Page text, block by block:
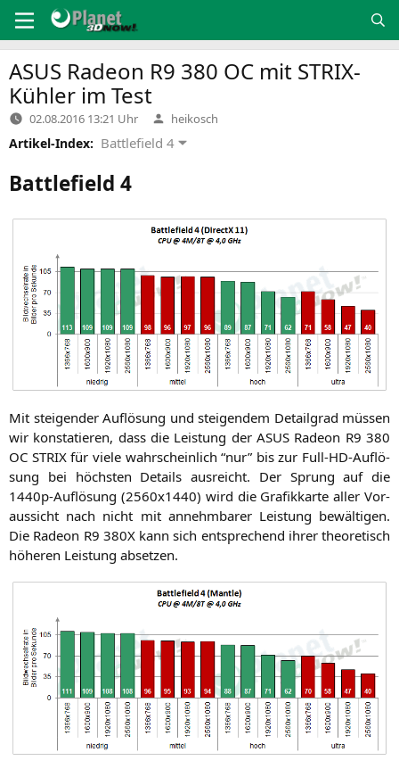
Inhalt
springen
ASUS Radeon R9 380 OC mit STRIX-
Kühler im Test
02.08.2016 13:21 Uhr Verfasst
von
heikosch
Artikel-Index: Battlefield 4
Battlefield 4
Mit stei­gen­der Auf­lö­sung und stei­gen­dem Detail­grad müs­sen
wir kon­sta­tie­ren, dass die Leis­tung der ASUS Rade­on R9 380
OC STRIXfür vie­le wahr­schein­lich “nur” bis zur Full-HD-Auf­lö­
sung bei höchs­ten Details aus­reicht. Der Sprung auf die
1440p-Auf­lö­sung (2560x1440) wird die Gra­fik­kar­te aller Vor­
aus­sicht nach nicht mit annehm­ba­rer Leis­tung bewäl­ti­gen.
Die Rade­on R9 380Xkann sich ent­spre­chend ihrer theo­re­tisch
höhe­ren Leis­tung absetzen.